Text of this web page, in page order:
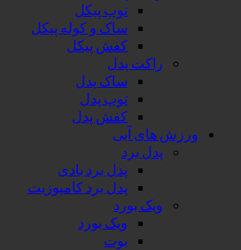
توپ پیکل
ساک و کوله پیکل
کفش پیکل
راکت پدل
ساک پدل
توپ پدل
کفش پدل
ورزش های آبی
پدل برد
پدل برد بادی
پدل برد کامپوزیت
ویک بورد
ویک بورد
بوت